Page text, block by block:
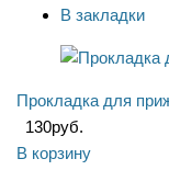
В закладки
Прокладка для
130руб.
В корзину